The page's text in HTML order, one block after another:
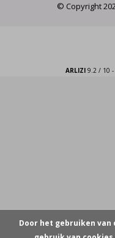
© Copyright
ARLIZI9.2/ 10 -
Door het gebruiken